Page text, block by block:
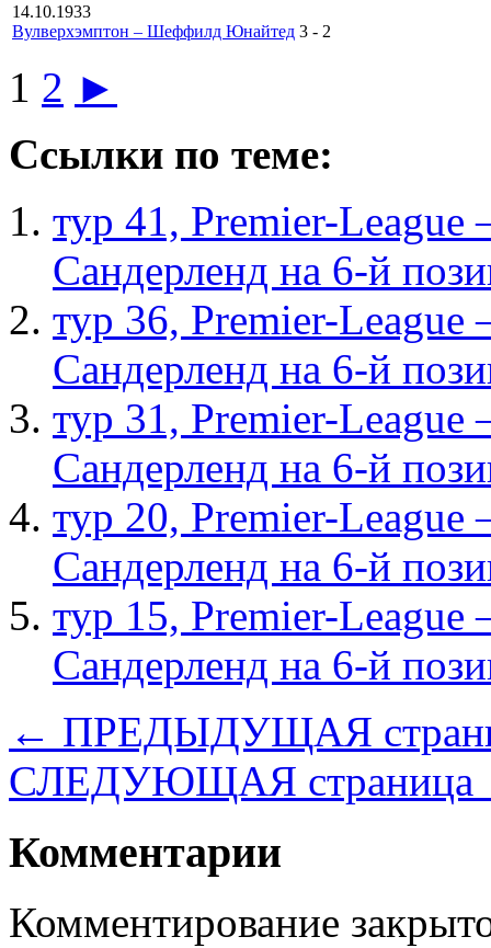
14.10.1933
Вулверхэмптон – Шеффилд Юнайтед 3 - 2
1 2 ►
Ссылки по теме:
тур 41, Рremier-
Сандерленд на 6-й
тур 36, Рremier-
Сандерленд на 6-й
тур 31, Рremier-
Сандерленд на 6-й
тур 20, Рremier-
Сандерленд на 6-й
тур 15, Рremier-
Сандерленд на 6-й
← ПРЕДЫДУЩАЯ
СЛЕДУЮЩАЯ
Комментарии
Комментирование